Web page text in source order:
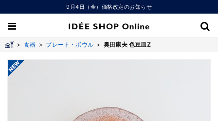
9月4日（金）価格改定のお知らせ
> 食器 > プレート・ボウル >奥田康夫 色豆皿Z